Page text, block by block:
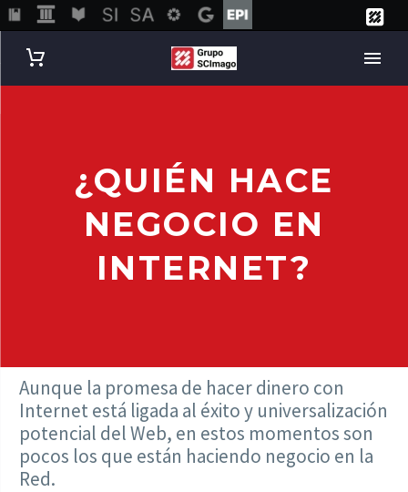
¿QUIÉN HACE
NEGOCIO EN
INTERNET?
Aunque la promesa de hacer dinero con
Internet está ligada al éxito y universalización
potencial del Web, en estos momentos son
pocos los que están haciendo negocio en la
Red.